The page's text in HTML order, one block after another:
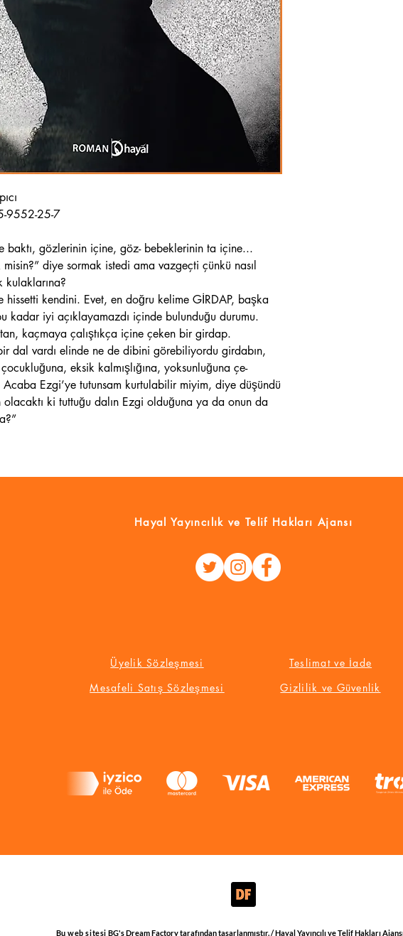
9552-25-7
baktı, gözlerinin içine, göz- bebeklerinin ta içine...
diye sormak istedi ama vazgeçti çünkü nasıl
kulaklarına?
hissetti kendini. Evet, en doğru kelime GİRDAP, başka
kadar iyi açıklayamazdı içinde bulunduğu durumu.
kaçmaya çalıştıkça içine çeken bir girdap.
dal vardı elinde ne de dibini görebiliyordu girdabın,
eksik kalmışlığına, yoksunluğuna çe-
Ezgi’ye tutunsam kurtulabilir miyim, diye düşündü
olacaktı ki tuttuğu dalın Ezgi olduğuna ya da onun da
Hayal Yayıncılık ve Telif Hakları Ajansı
Üyelik Sözleşmesi
Mesafeli Satış Sözleşmesi
Teslimat ve İade
Gizlilik ve Güvenlik
Bu web sitesiBG's Dream Factorytarafından tasarlanmıştır. / Hayal Yayıncılı ve Telif Hakları